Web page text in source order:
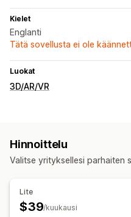
Kielet
Englanti
Tätä sovellusta ei ole
Luokat
3D/AR/VR
Live-esikatselut
Tiedostojen lataus
Hinnoittelu
Valitse yrityksellesi parhaiten
Lite
$39/kuukausi